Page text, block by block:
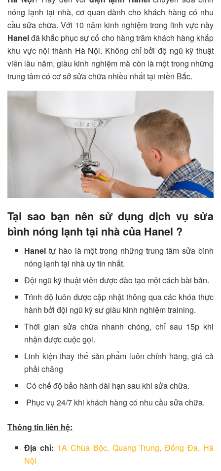
nóng lạnh tại nhà, cơ quan dành cho khách hàng có nhu
cầu sửa chữa. Với 10 năm kinh nghiệm trong lĩnh vực này
Hanelđã khắc phục sự cố cho hàng trăm khách hàng khắp
khu vực nội thành Hà Nội. Không chỉ bởi độ ngũ kỹ thuật
viên lâu năm, giàu kinh nghiệm mà còn là một trong những
trung tâm có cơ sở sửa chữa nhiều nhất tại miền Bắc.
Tại sao bạn nên sử dụng dịch vụ sửa
bình nóng lạnh tại nhà của Hanel ?
Hanel tự hào là một trong những trung tâm sửa bình
nóng lạnh tại nhà uy tín nhất.
Đội ngũ kỹ thuật viên được đào tạo một cách bài bản.
Trình độ luôn được cập nhật thông qua các khóa thực
hành bởi đội ngũ kỹ sư giàu kinh nghiệm training.
Thời gian sửa chữa nhanh chóng, chỉ sau 15p khi
nhận được cuộc gọi.
Linh kiện thay thế sản phẩm luôn chính hãng, giá cả
phải chăng
Có chế độ bảo hành dài hạn sau khi sửa chữa.
Phục vụ 24/7 khi khách hàng có nhu cầu sửa chữa.
Thông tin liên hệ:
Địa chỉ: 1A Chùa Bộc, Quang Trung, Đống Đa, Hà
Nội